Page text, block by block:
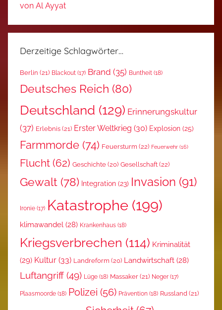
von Al Ayyat
Derzeitige Schlagwörter…
Berlin (21) Blackout (17) Brand (35) Buntheit (18)
Deutsches Reich (80)
Deutschland (129) Erinnerungskultur
(37) Erlebnis (21) Erster Weltkrieg (30) Explosion (25)
Farmmorde (74) Feuersturm (22) Feuerwehr (16)
Flucht (62) Geschichte (20) Gesellschaft(22)
Gewalt (78) Integration (23) Invasion (91)
Ironie (17) Katastrophe (199)
klimawandel (28) Krankenhaus (18)
Kriegsverbrechen (114) Kriminalität
(29) Kultur (33) Landreform (20) Landwirtschaft (28)
Luftangriff (49) Lüge (18) Massaker (21) Neger (17)
Plaasmoorde (18) Polizei (56) Prävention (18) Russland (21)